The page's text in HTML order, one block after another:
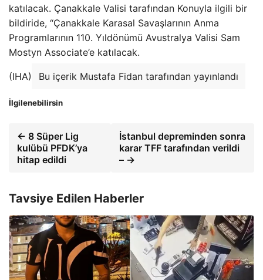
katılacak. Çanakkale Valisi tarafından Konuyla ilgili bir
bildiride, “Çanakkale Karasal Savaşlarının Anma
Programlarının 110. Yıldönümü Avustralya Valisi Sam
Mostyn Associate’e katılacak.
(IHA) Bu içerik Mustafa Fidan tarafından yayınlandı
İlgilenebilirsin
← 8 Süper Lig
kulübü PFDK’ya
hitap edildi
İstanbul depreminden sonra
karar TFF tarafından verildi
– →
Tavsiye Edilen Haberler